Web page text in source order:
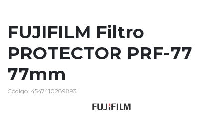
FUJIFILM Filtro
PROTECTOR PRF-77
77mm
Código: 4547410289893